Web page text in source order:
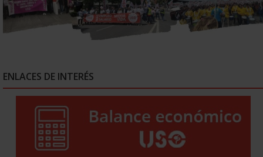
ENLACES DE INTERÉS